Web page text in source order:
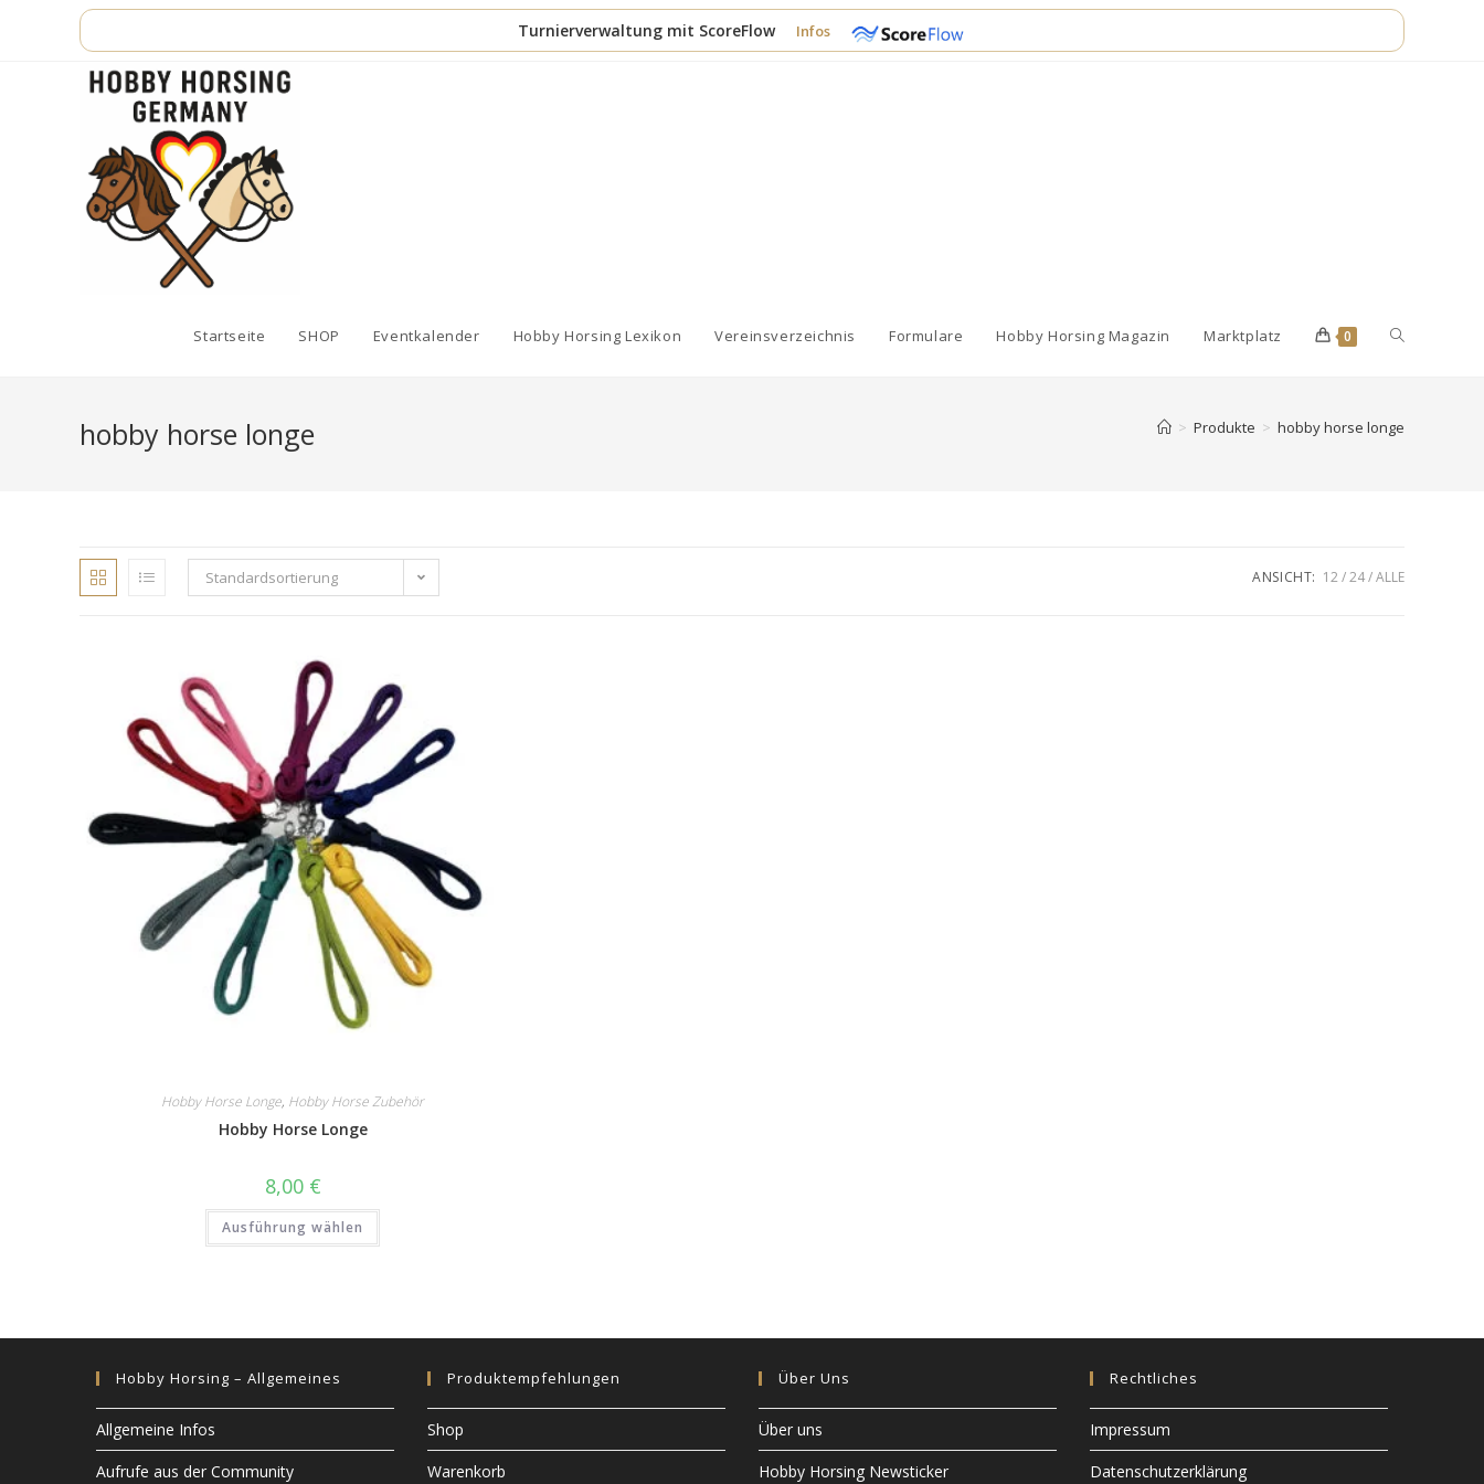
Turnierverwaltung mit ScoreFlow Infos
Startseite SHOP Eventkalender Hobby Horsing Lexikon Vereinsverzeichnis Formulare Hobby Horsing Magazin Marktplatz 0 Website-
hobby horse longe > Produkte > hobby horse longe
Standardsortierung ANSICHT: 12 24 ALLE
Hobby Horse Longe, Hobby Horse Zubehör
Hobby Horse Longe
8,00 €
Ausführung wählen
Dieses
weist
können
Produktseite
werden
Hobby Horsing – Allgemeines
Allgemeine Infos
Aufrufe aus der Community
Produktempfehlungen
Shop
Warenkorb
Über Uns
Über uns
Hobby Horsing Newsticker
Rechtliches
Impressum
Datenschutzerklärung